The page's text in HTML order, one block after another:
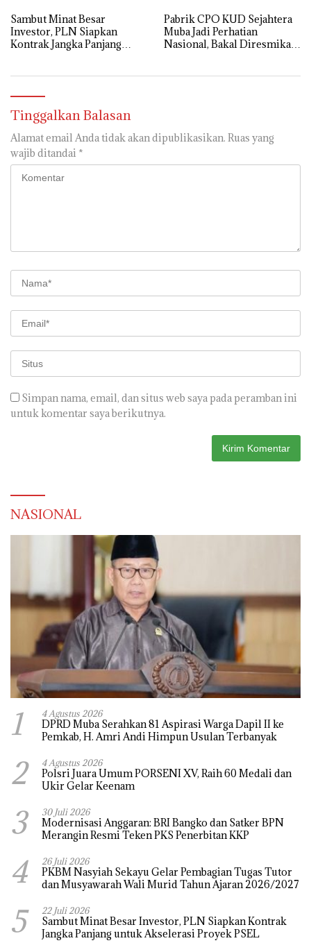
Sambut Minat Besar
Investor, PLN Siapkan
Kontrak Jangka Panjang
Pabrik CPO KUD Sejahtera
Muba Jadi Perhatian
Nasional, Bakal Diresmikan
Tinggalkan Balasan
Alamat email Anda tidak akan dipublikasikan. Ruas yang
wajib ditandai *
Simpan nama, email, dan situs web saya pada peramban ini
untuk komentar saya berikutnya.
NASIONAL
1 4 Agustus 2026
DPRD Muba Serahkan 81 Aspirasi Warga Dapil II ke
Pemkab, H. Amri Andi Himpun Usulan Terbanyak
2 4 Agustus 2026
Polsri Juara Umum PORSENI XV, Raih 60 Medali dan
Ukir Gelar Keenam
3 30 Juli 2026
Modernisasi Anggaran: BRI Bangko dan Satker BPN
Merangin Resmi Teken PKS Penerbitan KKP
4 26 Juli 2026
PKBM Nasyiah Sekayu Gelar Pembagian Tugas Tutor
dan Musyawarah Wali Murid Tahun Ajaran 2026/2027
5 22 Juli 2026
Sambut Minat Besar Investor, PLN Siapkan Kontrak
Jangka Panjang untuk Akselerasi Proyek PSEL